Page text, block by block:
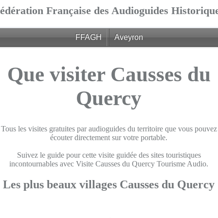
Française des Audioguides
FFAGH Aveyron
Que visiter Causses du
Quercy
Tous les visites gratuites par audioguides du territoire que vous pouvez
écouter directement sur votre portable.
Suivez le guide pour cette visite guidée des sites touristiques
incontournables avec Visite Causses du Quercy Tourisme Audio.
Les plus beaux villages Causses du Quercy